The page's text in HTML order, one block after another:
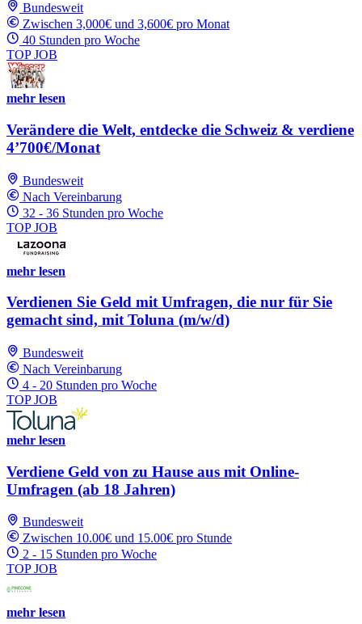
Bundesweit
Zwischen 3,000€ und 3,600€ pro Monat
40 Stunden pro Woche
TOP JOB
mehr lesen
Verändere die Welt, entdecke die Schweiz & verdiene
4’700€/Monat
Bundesweit
Nach Vereinbarung
32 - 36 Stunden pro Woche
TOP JOB
mehr lesen
Verdienen Sie Geld mit Umfragen, die nur für Sie
gemacht sind, mit Toluna (m/w/d)
Bundesweit
Nach Vereinbarung
4 - 20 Stunden pro Woche
TOP JOB
mehr lesen
Verdiene Geld von zu Hause aus mit Online-
Umfragen (ab 18 Jahren)
Bundesweit
Zwischen 10.00€ und 15.00€ pro Stunde
2 - 15 Stunden pro Woche
TOP JOB
mehr lesen